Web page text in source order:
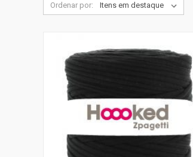
Ordenar por: